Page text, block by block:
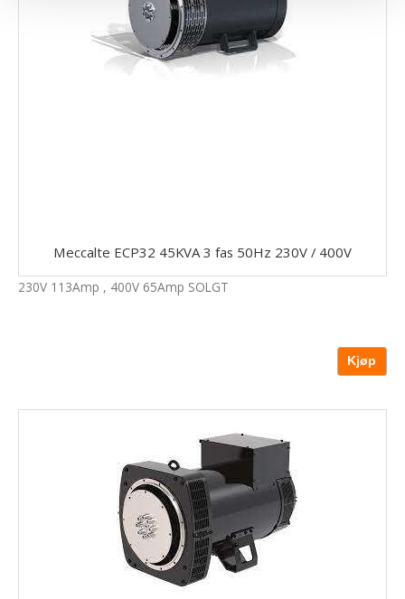
Meccalte ECP32 45KVA 3 fas 50Hz 230V / 400V
230V 113Amp , 400V 65Amp SOLGT